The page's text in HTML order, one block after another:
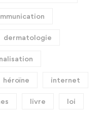
dermatologie
héroïne internet
livre loi